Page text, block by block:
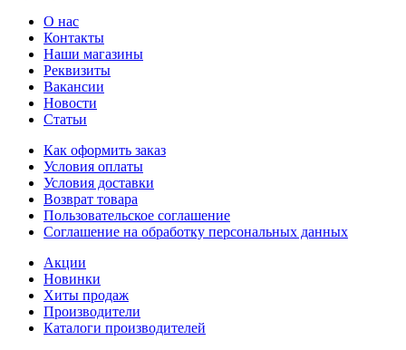
О нас
Контакты
Наши магазины
Реквизиты
Вакансии
Новости
Статьи
Как оформить заказ
Условия оплаты
Условия доставки
Возврат товара
Пользовательское соглашение
Соглашение на обработку персональных данных
Акции
Новинки
Хиты продаж
Производители
Каталоги производителей